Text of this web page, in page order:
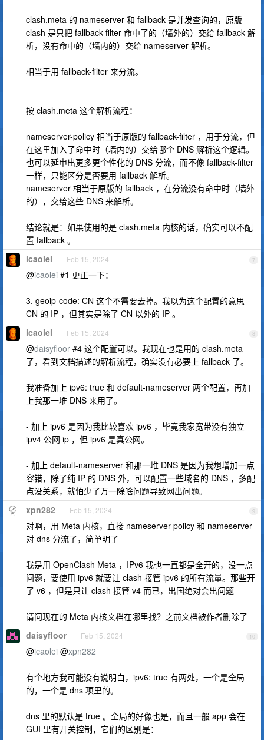
clash.meta 的 nameserver 和 fallback 是并发查询的，原版
clash 是只把 fallback-filter 命中了的（墙外的）交给 fallback 解
析，没有命中的（墙内的）交给 nameserver 解析。
相当于用 fallback-filter 来分流。
按 clash.meta 这个解析流程：
nameserver-policy 相当于原版的 fallback-filter ，用于分流，但
在这里加入了命中时（墙内的）交给哪个 DNS 解析这个逻辑。
也可以延申出更多更个性化的 DNS 分流，而不像 fallback-filter
一样，只能区分是否要用 fallback 解析。
nameserver 相当于原版的 fallback ，在分流没有命中时（墙外
的），交给这些 DNS 来解析。
结论就是：如果使用的是 clash.meta 内核的话，确实可以不配
置 fallback 。
7
icaolei Feb 15, 2024
@icaolei #1 更正一下：
3. geoip-code: CN 这个不需要去掉。我以为这个配置的意思
CN 的 IP ，但其实是除了 CN 以外的 IP 。
8
icaolei Feb 15, 2024
@daisyfloor #4 这个配置可以。我现在也是用的 clash.meta
了，看到文档描述的解析流程，确实没有必要上 fallback 了。
我准备加上 ipv6: true 和 default-nameserver 两个配置，再加
上我那一堆 DNS 来用了。
- 加上 ipv6 是因为我比较喜欢 ipv6 ，毕竟我家宽带没有独立
ipv4 公网 ip ，但 ipv6 是真公网。
- 加上 default-nameserver 和那一堆 DNS 是因为我想增加一点
容错，除了纯 IP 的 DNS 外，可以配置一些域名的 DNS ，多配
点没关系，就怕少了万一除啥问题导致网出问题。
9
xpn282 Feb 15, 2024
对啊，用 Meta 内核，直接 nameserver-policy 和 nameserver
对 dns 分流了，简单明了
我是用 OpenClash Meta ，IPv6 我也一直都是全开的，没一点
问题，要使用 ipv6 就要让 clash 接管 ipv6 的所有流量。那些开
了 v6 ，但是只让 clash 接管 v4 而已，出国绝对会出问题
请问现在的 Meta 内核文档在哪里找？之前文档被作者删除了
10
daisyfloor Feb 15, 2024
@icaolei @xpn282
有个地方我可能没有说明白，ipv6: true 有两处，一个是全局
的，一个是 dns 项里的。
dns 里的默认是 true 。全局的好像也是，而且一般 app 会在
GUI 里有开关控制，它们的区别是：